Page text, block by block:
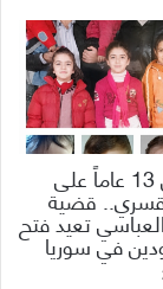
بعد أكثر من 13 عاماً على
قضية
تعيد فتح
في سوريا